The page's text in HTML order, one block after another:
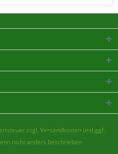
zzgl. Versandkosten und ggf.
nicht anders beschrieben